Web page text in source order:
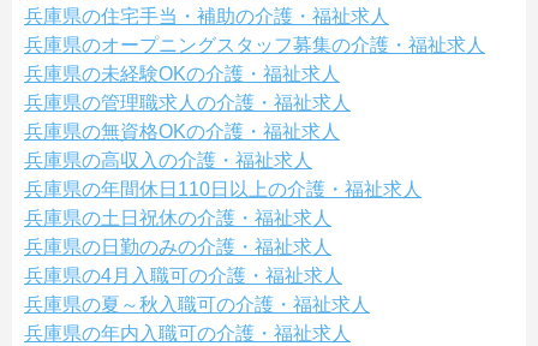
兵庫県の住宅手当・補助の介護・福祉求人
兵庫県のオープニングスタッフ募集の介護・福祉求人
兵庫県の未経験OKの介護・福祉求人
兵庫県の管理職求人の介護・福祉求人
兵庫県の無資格OKの介護・福祉求人
兵庫県の高収入の介護・福祉求人
兵庫県の年間休日110日以上の介護・福祉求人
兵庫県の土日祝休の介護・福祉求人
兵庫県の日勤のみの介護・福祉求人
兵庫県の4月入職可の介護・福祉求人
兵庫県の夏～秋入職可の介護・福祉求人
兵庫県の年内入職可の介護・福祉求人